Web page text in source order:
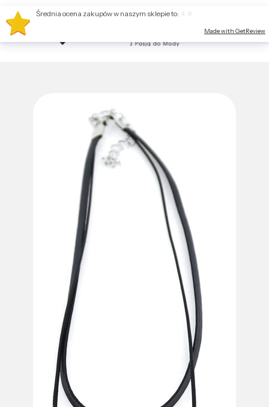
Średnia ocena zakupów w naszym sklepie to:
Made with GetReview